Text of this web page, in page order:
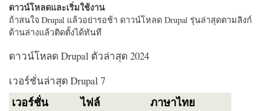
ดาวน์โหลดและเริ่มใช้งาน
ถ้าสนใจ Drupal แล้วอย่ารอช้า ดาวน์โหลด Drupal รุ่นล่าสุดตามลิงก์
ด้านล่างแล้วติดตั้งได้ทันที
ดาวน์โหลด Drupal ตัวล่าสุด 2024
เวอร์ชั่นล่าสุด Drupal 7
เวอร์ชั่น ไฟล์ ภาษาไทย